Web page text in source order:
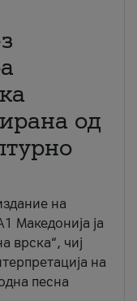
од
на
Македонија ја
врска“, чиј
на
песна